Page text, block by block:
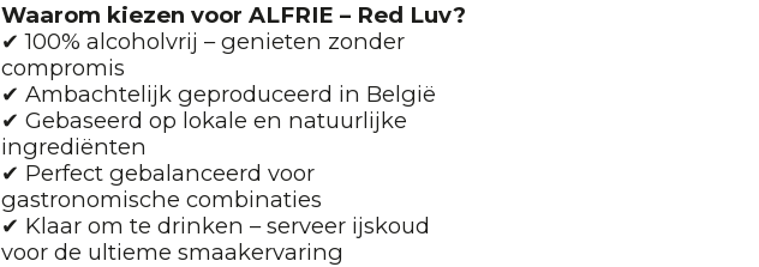
Waarom kiezen voor ALFRIE – Red Luv?
✔ 100% alcoholvrij – genieten zonder
compromis
✔ Ambachtelijk geproduceerd in België
✔ Gebaseerd op lokale en natuurlijke
ingrediënten
✔ Perfect gebalanceerd voor
gastronomische combinaties
✔ Klaar om te drinken – serveer ijskoud
voor de ultieme smaakervaring